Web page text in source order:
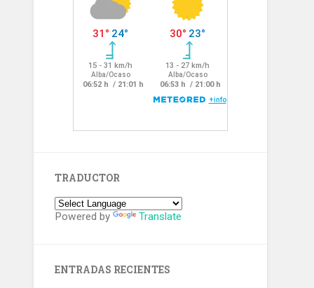
TRADUCTOR
Powered by Translate
ENTRADAS RECIENTES